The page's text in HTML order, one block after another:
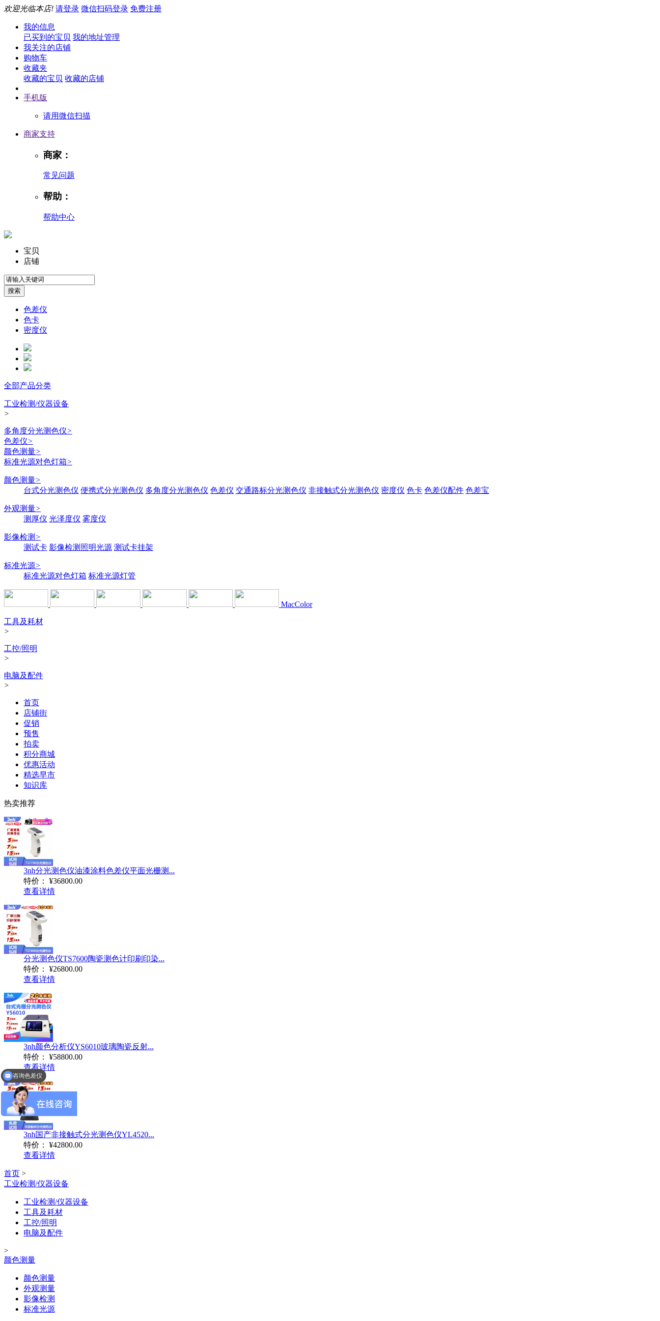
欢迎光临本店! 请登录 微信扫码登录 免费注册
我的信息
已买到的宝贝 我的地址管理
我关注的店铺
购物车
收藏夹
收藏的宝贝 收藏的店铺
手机版
请用微信扫描
商家支持
商家：
常见问题
帮助：
帮助中心
宝贝
店铺
色差仪
色卡
密度仪
全部产品分类
工业检测/仪器设备
>
多角度分光测色仪>
色差仪>
颜色测量>
标准光源对色灯箱>
颜色测量>
台式分光测色仪 便携式分光测色仪 多角度分光测色仪 色差仪 交通路标分光测色仪 非接触式分光测色仪 密度仪 色卡 色差仪配件 色差宝
外观测量>
测厚仪 光泽度仪 雾度仪
影像检测 >
测试卡 影像检测照明光源 测试卡挂架
标准光源>
标准光源对色灯箱 标准光源灯管
MacColor
工具及耗材
>
工控/照明
>
电脑及配件
>
首页
店铺街
促销
预售
拍卖
积分商城
优惠活动
精选早市
知识库
热卖推荐
3nh分光测色仪油漆涂料色差仪平面光栅测...
特价：
¥36800.00
查看详情
分光测色仪TS7600陶瓷测色计印刷印染...
特价：
¥26800.00
查看详情
3nh颜色分析仪YS6010玻璃陶瓷反射...
特价：
¥58800.00
查看详情
3nh国产非接触式分光测色仪YL4520...
特价：
¥42800.00
查看详情
首页 >
工业检测/仪器设备
工业检测/仪器设备
工具及耗材
工控/照明
电脑及配件
>
颜色测量
颜色测量
外观测量
影像检测
标准光源
咨询色差仪
咨询分光测色仪